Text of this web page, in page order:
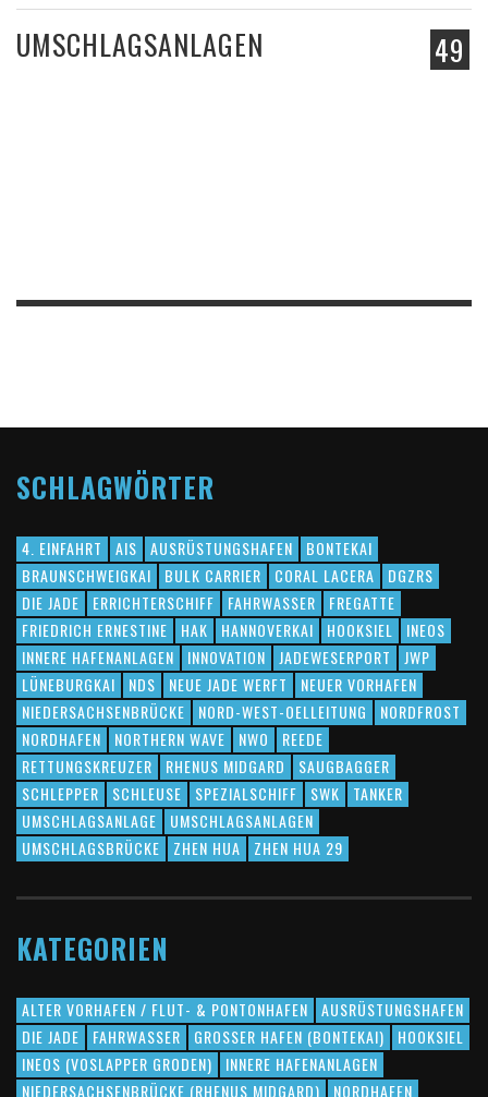
49
UMSCHLAGSANLAGEN
SCHLAGWÖRTER
4. EINFAHRT AIS AUSRÜSTUNGSHAFEN
BONTEKAI
BRAUNSCHWEIGKAI
BULK CARRIER CORAL LACERA
DGZRS
DIE JADE
ERRICHTERSCHIFF FAHRWASSER
FREGATTE
FRIEDRICH ERNESTINE
HAK HANNOVERKAI HOOKSIEL
INEOS
INNERE HAFENANLAGEN
INNOVATION JADEWESERPORT
JWP
LÜNEBURGKAI
NDS NEUE JADE WERFT
NEUER VORHAFEN
NIEDERSACHSENBRÜCKE
NORD-WEST-OELLEITUNG
NORDFROST
NORDHAFEN
NORTHERN WAVE NWO
REEDE
RETTUNGSKREUZER
RHENUS MIDGARD
SAUGBAGGER
SCHLEPPER
SCHLEUSE SPEZIALSCHIFF SWK
TANKER
UMSCHLAGSANLAGE
UMSCHLAGSANLAGEN
UMSCHLAGSBRÜCKE
ZHEN HUA ZHEN HUA 29
KATEGORIEN
ALTER VORHAFEN / FLUT- & PONTONHAFEN
AUSRÜSTUNGSHAFEN
DIE JADE
FAHRWASSER GROSSER HAFEN (BONTEKAI)
HOOKSIEL
INEOS (VOSLAPPER GRODEN)
INNERE HAFENANLAGEN
NIEDERSACHSENBRÜCKE (RHENUS MIDGARD)
NORDHAFEN